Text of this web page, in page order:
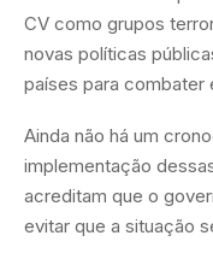
CV como grupos
novas políticas
países para combater
Ainda não há um
implementação
acreditam que o
evitar que a situação